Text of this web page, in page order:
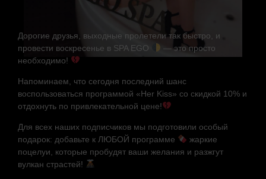
Дорогие друзья, выходные пролетели так быстро, и
провести воскресенье в SPA EGO
— это просто
необходимо!
Напоминаем, что сегодня последний шанс
воспользоваться программой «Her Kiss» со скидкой 10% и
отдохнуть по привлекательной цене!
Для всех наших подписчиков мы подготовили особый
подарок: добавьте к ЛЮБОЙ программе
жаркие
поцелуи, которые пробудят ваши желания и разжгут
вулкан страстей!